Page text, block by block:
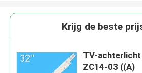
Krijg de beste
TV-achterlicht
ZC14-03 ((A)